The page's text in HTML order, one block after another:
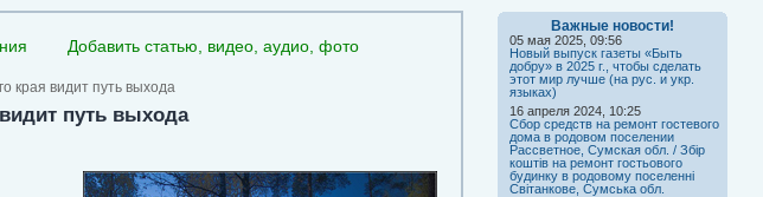
Добавить статью, видео, аудио, фото
края видит путь выхода
путь выхода
Важные новости!
05 мая 2025, 09:56
Новый выпуск газеты «Быть
добру» в 2025 г., чтобы сделать
этот мир лучше (на рус. и укр.
языках)
16 апреля 2024, 10:25
Сбор средств на ремонт гостевого
дома в родовом поселении
Рассветное, Сумская обл. / Збір
коштів на ремонт гостьового
будинку в родовому поселенні
Світанкове, Сумська обл.